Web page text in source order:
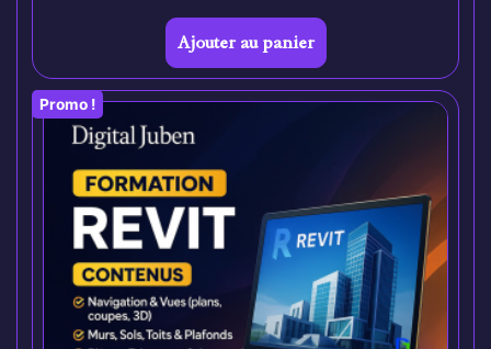
Ajouter au panier
Promo !